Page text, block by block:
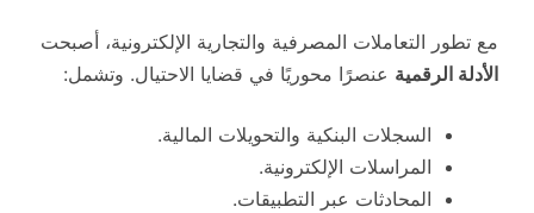
مع تطور التعاملات المصرفية والتجارية الإلكترونية، أصبحت
الأدلة الرقمية عنصرًا محوريًا في قضايا الاحتيال. وتشمل:
السجلات البنكية والتحويلات المالية.
المراسلات الإلكترونية.
المحادثات عبر التطبيقات.